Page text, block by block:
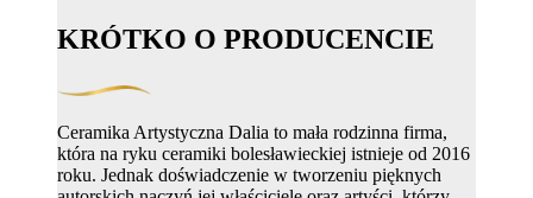
KRÓTKO O PRODUCENCIE
Ceramika Artystyczna Dalia to mała rodzinna firma,
która na ryku ceramiki bolesławieckiej istnieje od 2016
roku. Jednak doświadczenie w tworzeniu pięknych